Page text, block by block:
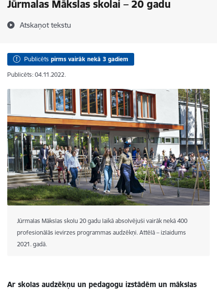
Jūrmalas Mākslas skolai – 20 gadu
Atskaņot tekstu
Publicēts pirms vairāk nekā 3 gadiem
Publicēts: 04.11.2022.
Jūrmalas Mākslas skolu 20 gadu laikā absolvējuši vairāk nekā 400
profesionālās ievirzes programmas audzēkņi. Attēlā – izlaidums
2021. gadā.
Ar skolas audzēkņu un pedagogu izstādēm un mākslas